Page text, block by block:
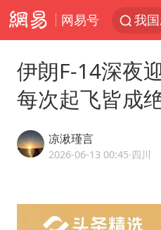
网易号
部
小
朱一
国乒
伊朗F-14深夜
每次起飞皆成
凉湫瑾言
2026-06-13 00:45·四川